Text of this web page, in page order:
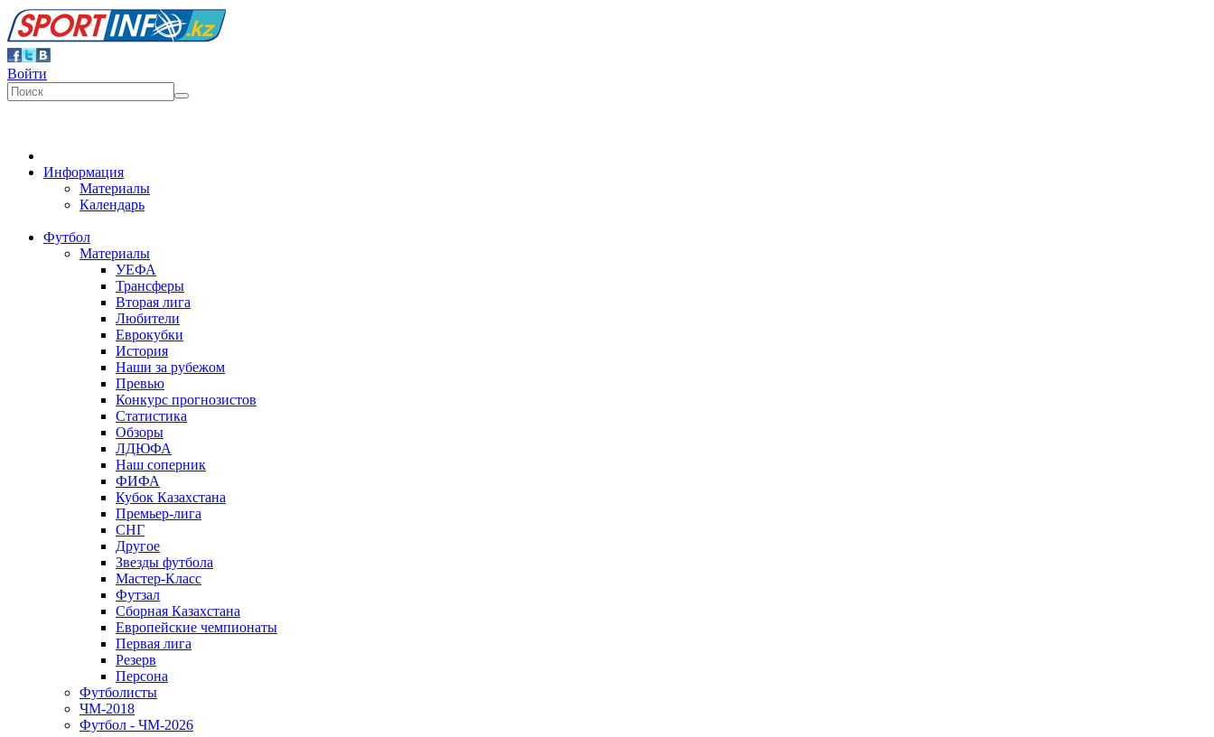
Войти
Информация
Материалы
Календарь
Футбол
Материалы
УЕФА
Трансферы
Вторая лига
Любители
Еврокубки
История
Наши за рубежом
Превью
Конкурс прогнозистов
Статистика
Обзоры
ЛДЮФА
Наш соперник
ФИФА
Кубок Казахстана
Премьер-лига
СНГ
Другое
Звезды футбола
Мастер-Класс
Футзал
Сборная Казахстана
Европейские чемпионаты
Первая лига
Резерв
Персона
Футболисты
ЧМ-2018
Футбол - ЧМ-2026